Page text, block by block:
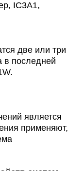
IC3A1,
две или три
в последней
является
применяют,